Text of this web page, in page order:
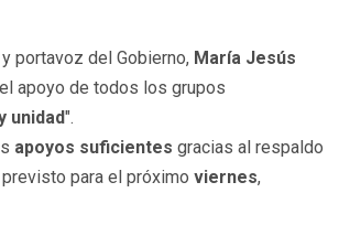
portavoz del Gobierno, María Jesús
apoyo de todos los grupos
unidad".
apoyos suficientes gracias al respaldo
para el próximo viernes,